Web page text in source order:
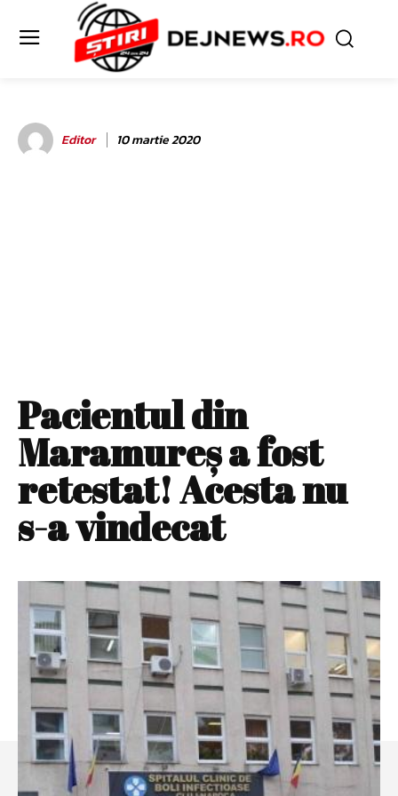
Editor 10 martie 2020
Pacientul din
Maramureş a fost
retestat! Acesta nu
s-a vindecat